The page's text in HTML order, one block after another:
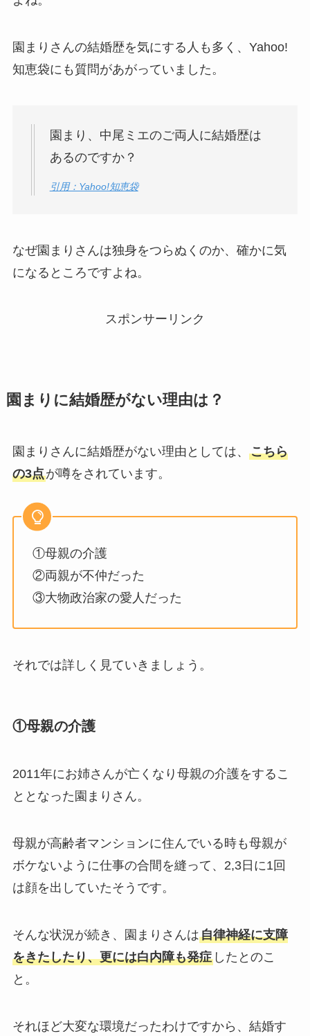
園まりさんの結婚歴を気にする人も多く、Yahoo!
知恵袋にも質問があがっていました。
園まり、中尾ミエのご両人に結婚歴は
あるのですか？
引用：Yahoo!知恵袋
なぜ園まりさんは独身をつらぬくのか、確かに気
になるところですよね。
スポンサーリンク
園まりに結婚歴がない理由は？
園まりさんに結婚歴がない理由としては、 こちら
の3点が噂をされています。
①母親の介護
②両親が不仲だった
③大物政治家の愛人だった
それでは詳しく見ていきましょう。
①母親の介護
2011年にお姉さんが亡くなり母親の介護をするこ
ととなった園まりさん。
母親が高齢者マンションに住んでいる時も母親が
ボケないように仕事の合間を縫って、2,3日に1回
は顔を出していたそうです。
そんな状況が続き、園まりさんは自律神経に支障
をきたしたり、更には白内障も発症したとのこ
と。
それほど大変な環境だったわけですから、結婚す